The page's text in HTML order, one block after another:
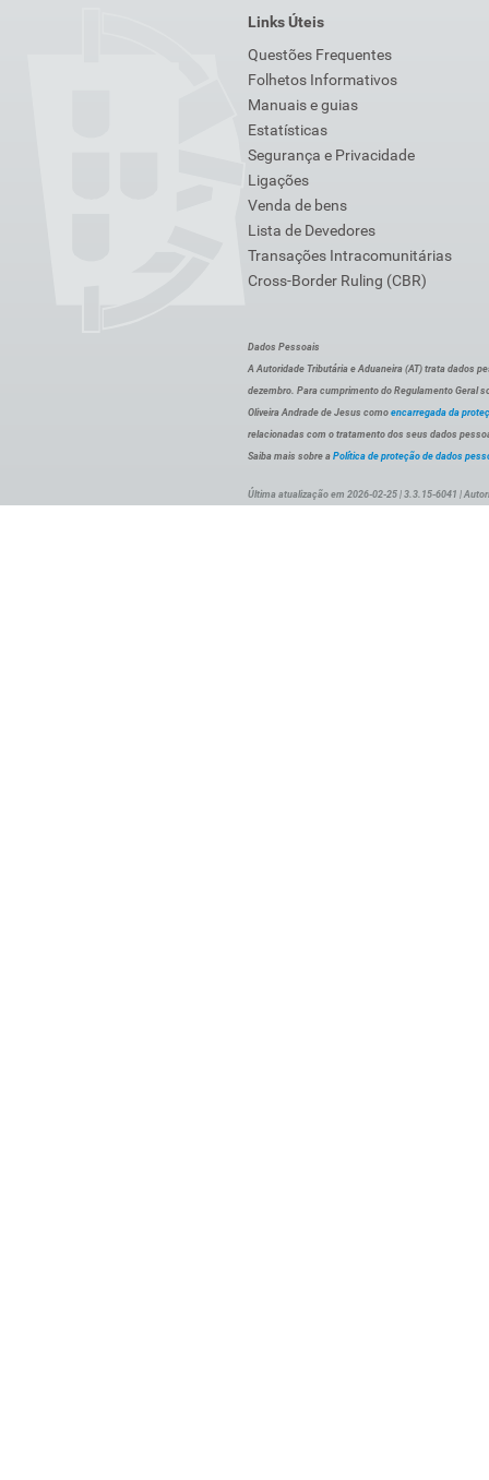
Links Úteis
Questões Frequentes
Folhetos Informativos
Manuais e guias
Estatísticas
Segurança e Privacidade
Ligações
Venda de bens
Lista de Devedores
Transações Intracomunitárias
Cross-Border Ruling (CBR)
Dados Pessoais
A Autoridade Tributária e Aduaneira (AT) trata dados
dezembro. Para cumprimento do Regulamento Geral
Oliveira Andrade de Jesus como encarregada da
relacionadas com o tratamento dos seus dados
Saiba mais sobre a Política de proteção de dados
Última atualização em 2026-02-25 | 3.3.15-6041 |